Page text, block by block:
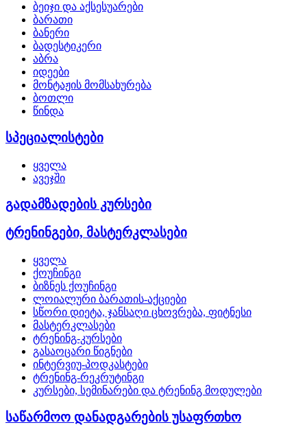
ბეიჯი და აქსესუარები
ბარათი
ბანერი
ბადესტიკერი
აბრა
იდეები
მონტაჟის მომსახურება
ბოთლი
წინდა
სპეციალისტები
ყველა
ავეჯში
გადამზადების კურსები
ტრენინგები, მასტერკლასები
ყველა
ქოუჩინგი
ბიზნეს ქოუჩინგი
ლოიალური ბარათის-აქციები
სწორი დიეტა, ჯანსაღი ცხოვრება, ფიტნესი
მასტერკლასები
ტრენინგ-კურსები
გასაოცარი წიგნები
ინტერვიუ-პოდკასტები
ტრენინგ-რეკრუტინგი
კურსები, სემინარები და ტრენინგ მოდულები
საწარმოო დანადგარების უსაფრთხო